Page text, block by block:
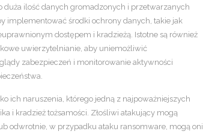
ilość danych gromadzonych i przetwarzanych
implementować środki ochrony danych, takie jak
dostępem i kradzieżą. Istotne są również
uwierzytelnianie, aby uniemożliwić
zabezpieczeń i monitorowanie aktywności
ich naruszenia, którego jedną z najpoważniejszych
i kradzież tożsamości. Złośliwi atakujący mogą
odwrotnie, w przypadku ataku ransomware, mogą oni